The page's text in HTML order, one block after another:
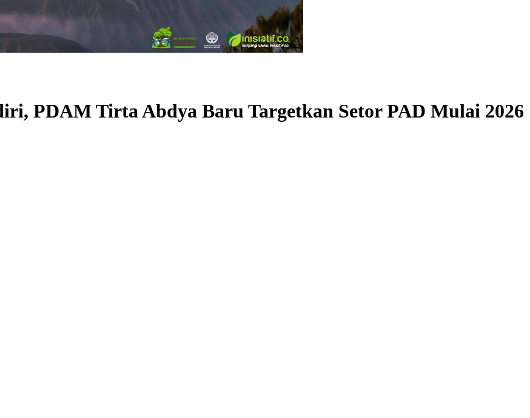
PDAM Tirta Abdya Baru Targetkan Setor PAD Mulai 2026